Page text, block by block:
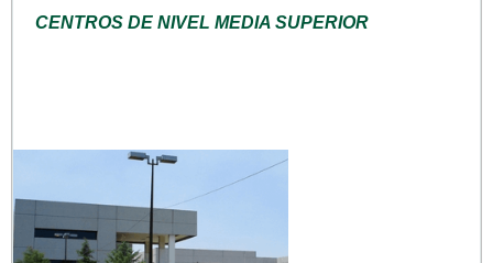
CENTROS DE NIVEL MEDIA SUPERIOR